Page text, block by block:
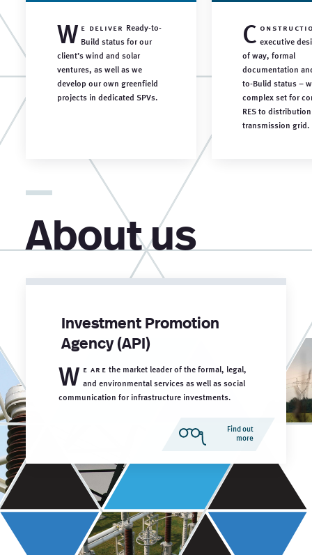
W e deliver Ready-to-
Build status for our
client’s wind and solar
ventures, as well as we
develop our own greenfield
projects in dedicated SPVs.
C executive
of way, formal
documentation
to-Bulid status –
complex set for
RES to
transmission grid.
About us
Investment Promotion
Agency (API)
W e are the market leader of the formal, legal,
and environmental services as well as social
communication for infrastructure investments.
Find out
more